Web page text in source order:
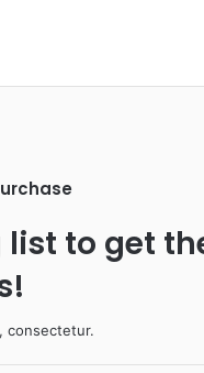
to get
consectetur.